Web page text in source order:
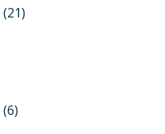
(21)
(6)